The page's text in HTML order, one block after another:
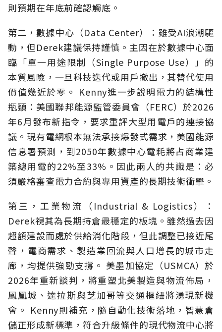
則預期在年底前確認觸底。
第二，數據中心（Data Center）：雖受AI浪潮驅
動，但Derek建議保持謹慎。主因在於數據中心面
臨「單一用途限制（Single Purpose Use）」的
本質風險，一旦科技迭代或用戶撤出，其替代使用
價值幾近於零。 Kenny進一步說明電力的結構性
瓶頸：美國聯邦能源監管委員會（FERC）於2026
年6月發布新指令，要求重評大型用電戶的連接協
議。現有電網根本無法承接爆發式需求，美國能源
信息署預測，到2050年數據中心電耗將占商業建
築總用電的22%至33%。因此兩人的共識是：必
須嚴格審查電力合約與專用資產的長期技術衝擊。
第三，工業物流（Industrial & Logistics）：
Derek視其為長期持倉最穩定的板塊。雖然過去因
超額建設而處於供給消化階段，但此調整已接近尾
聲，電商需求、製造業回流與人口增長的城市走
廊，均提供強勁支撐。 美墨加協定（USMCA）於
2026年重新談判，將重塑北美製造與物流佈局，
鳳凰城、達拉斯與芝加哥等交通樞紐將湧現新機
會。 Kenny則補充，隨自動化技術落地，智慧倉
儲正形成新標準，符合升級條件的現代物流中心將